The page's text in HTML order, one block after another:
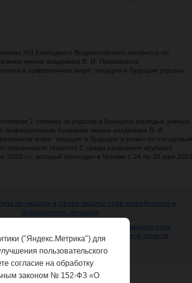
XIII Ежегодного Всероссийского конгресса по
имени академика В. И. Покровского
в современном мире: текущие и будущие угрозы».
2 степени за участие в Конкурсе молодых ученых
инфекционным болезням имени академика В. И.
мире: текущие и будущие угрозы» со стендовым
гепатита С среди населения крупного
2020 г.», который проходил в Москве с 24 по 26 мая 2021
по надзору в сфере защиты прав потребителей и
благополучия человека
службы по надзору в сфере защиты прав
благополучия человека по Нижегородской области
("Яндекс.Метрика") для
пользовательского
согласие на обработку
законом № 152-ФЗ «О